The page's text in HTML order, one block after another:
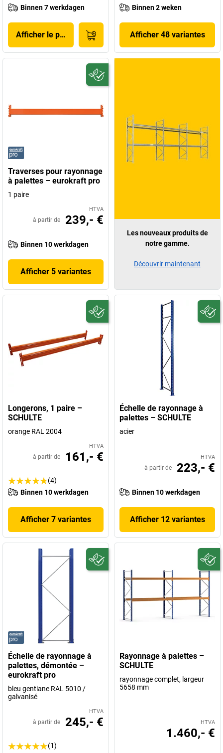
Binnen 7 werkdagen
Afficher le produit
Binnen 2 weken
Afficher 48 variantes
Traverses pour rayonnage
à palettes – eurokraft pro
1 paire
HTVA
à partir de 239,- €
Binnen 10 werkdagen
Afficher 5 variantes
Longerons, 1 paire –
SCHULTE
orange RAL 2004
HTVA
à partir de 161,- €
(4)
Binnen 10 werkdagen
Afficher 7 variantes
Échelle de rayonnage à
palettes – SCHULTE
acier
HTVA
à partir de 223,- €
Binnen 10 werkdagen
Afficher 12 variantes
Échelle de rayonnage à
palettes, démontée –
eurokraft pro
bleu gentiane RAL 5010 /
galvanisé
HTVA
à partir de 245,- €
(1)
Rayonnage à palettes –
SCHULTE
rayonnage complet, largeur
5658 mm
HTVA
1.460,- €
Les nouveaux produits de
notre gamme.
Découvrir maintenant